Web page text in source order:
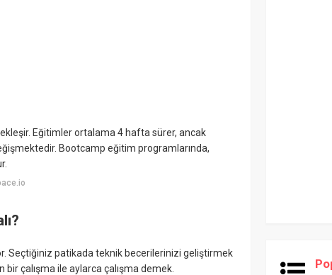
Eğitimler ortalama 4 hafta sürer, ancak
Bootcamp eğitim programlarında,
Seçtiğiniz patikada teknik becerilerinizi geliştirmek
çalışma ile aylarca çalışma demek.